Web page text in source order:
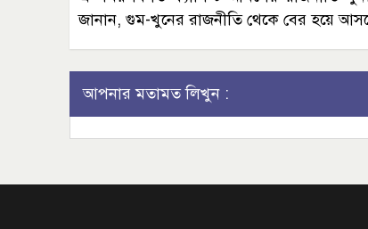
জানান, গুম-খুনের রাজনীতি থেকে বের হয়ে
আপনার মতামত লিখুন :